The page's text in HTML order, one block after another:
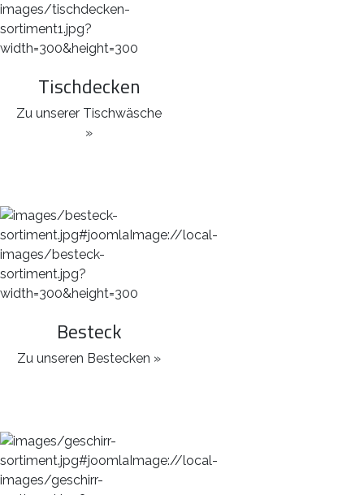
Tischdecken
Zu unserer Tischwäsche
»
Besteck
Zu unseren Bestecken »